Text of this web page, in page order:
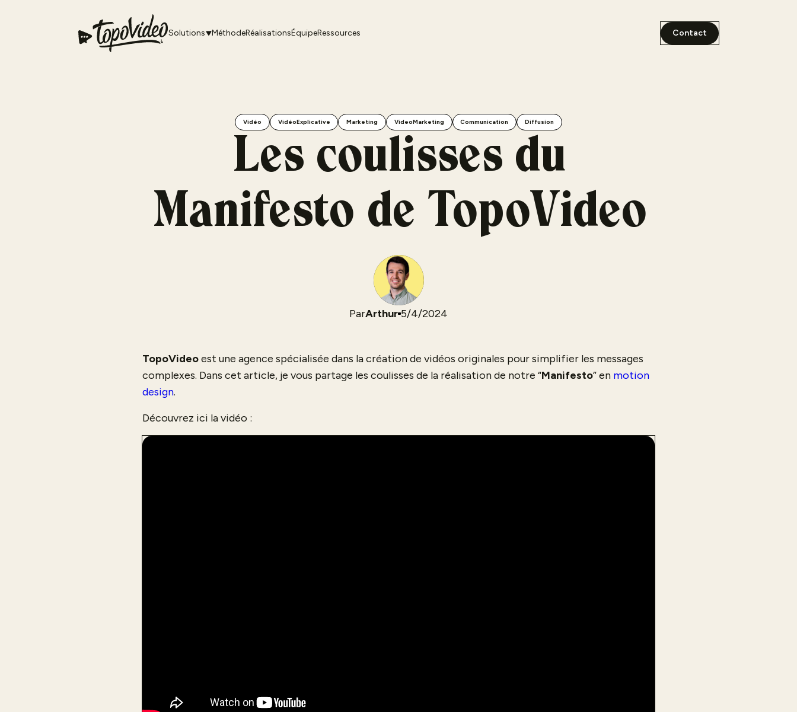
Solutions MéthodeRéalisationsÉquipeRessources Contact
Vidéo VidéoExplicative Marketing VideoMarketing Communication Diffusion
Les coulisses du
Manifesto de TopoVideo
ParArthur 5/4/2024
TopoVideoest une agence spécialisée dans la création de vidéos originales pour simplifier les messages
complexes. Dans cet article, je vous partage les coulisses de la réalisation de notre “Manifesto” en motion
design.
Découvrez ici la vidéo :